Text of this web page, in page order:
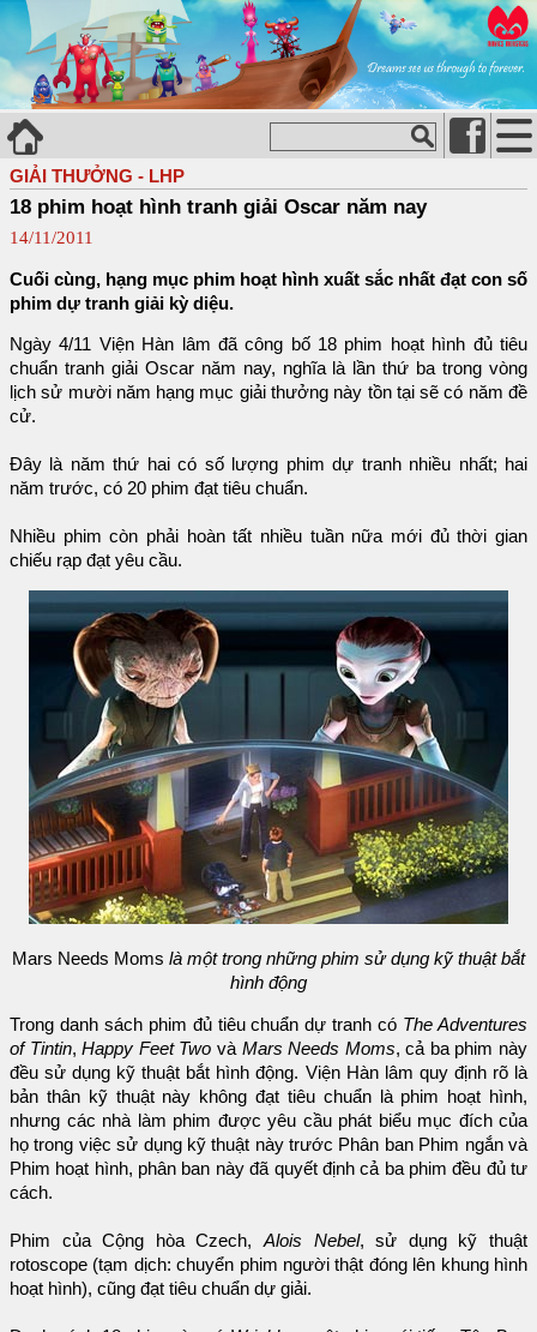
GIẢI THƯỞNG - LHP
18 phim hoạt hình tranh giải Oscar năm nay
14/11/2011
Cuối cùng, hạng mục phim hoạt hình xuất sắc nhất đạt con số
phim dự tranh giải kỳ diệu.
Ngày 4/11 Viện Hàn lâm đã công bố 18 phim hoạt hình đủ tiêu
chuẩn tranh giải Oscar năm nay, nghĩa là lần thứ ba trong vòng
lịch sử mười năm hạng mục giải thưởng này tồn tại sẽ có năm đề
cử.
Đây là năm thứ hai có số lượng phim dự tranh nhiều nhất; hai
năm trước, có 20 phim đạt tiêu chuẩn.
Nhiều phim còn phải hoàn tất nhiều tuần nữa mới đủ thời gian
chiếu rạp đạt yêu cầu.
Mars Needs Moms là một trong những phim sử dụng kỹ thuật bắt
hình động
Trong danh sách phim đủ tiêu chuẩn dự tranh có The Adventures
of Tintin,Happy Feet Two và Mars Needs Moms, cả ba phim này
đều sử dụng kỹ thuật bắt hình động. Viện Hàn lâm quy định rõ là
bản thân kỹ thuật này không đạt tiêu chuẩn là phim hoạt hình,
nhưng các nhà làm phim được yêu cầu phát biểu mục đích của
họ trong việc sử dụng kỹ thuật này trước Phân ban Phim ngắn và
Phim hoạt hình, phân ban này đã quyết định cả ba phim đều đủ tư
cách.
Phim của Cộng hòa Czech, Alois Nebel, sử dụng kỹ thuật
rotoscope (tạm dịch: chuyển phim người thật đóng lên khung hình
hoạt hình), cũng đạt tiêu chuẩn dự giải.